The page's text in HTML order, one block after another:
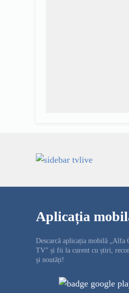
Aplicația
Descarcă aplicația mobilă „Alfa
TV” și fii la curent cu știri,
și noutăți!